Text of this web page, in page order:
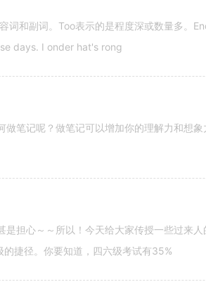
和副词。Too表示的是程度深或数量多。
days. I onder hat's rong
笔记呢？做笔记可以增加你的理解力和想
担心～～所以！今天给大家传授一些过来
捷径。你要知道，四六级考试有35%